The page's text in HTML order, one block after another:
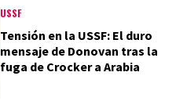
USSF
Tensión en la USSF: El duro
mensaje de Donovan tras la
fuga de Crocker a Arabia